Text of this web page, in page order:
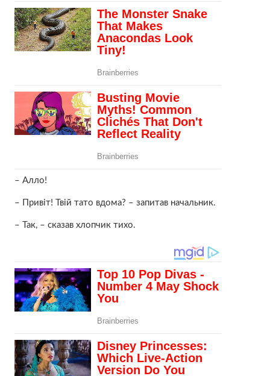
– Алло!
– Привіт! Твій тато вдома? – запитав начальник.
– Так, – сказав хлопчик тихо.